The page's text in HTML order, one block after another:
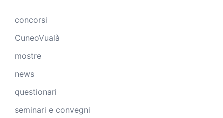
concorsi
CuneoVualà
mostre
news
questionari
seminari e convegni